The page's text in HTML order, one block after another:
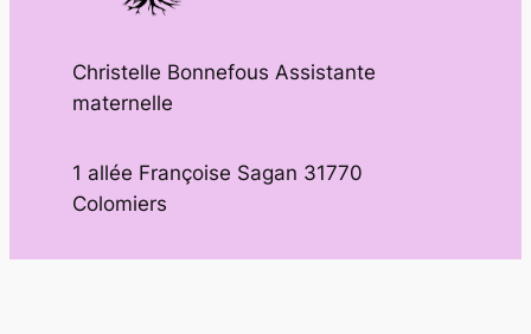
Christelle Bonnefous Assistante
maternelle
1 allée Françoise Sagan 31770
Colomiers